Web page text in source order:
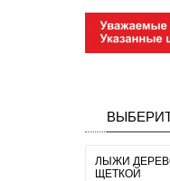
ЛЫЖИ
ЩЕТКОЙ